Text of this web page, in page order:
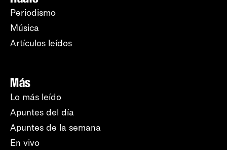
Periodismo
Música
Artículos leídos
Más
Lo más leído
Apuntes del día
Apuntes de la semana
En vivo